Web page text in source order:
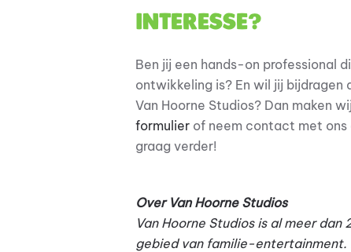
Interesse?
Ben jij een hands-on professional
ontwikkeling is? En wil jij bijdragen
Van Hoorne Studios? Dan maken
formulier of neem contact met ons
graag verder!
Over Van Hoorne Studios
Van Hoorne Studios is al meer
gebied van familie-entertainment.